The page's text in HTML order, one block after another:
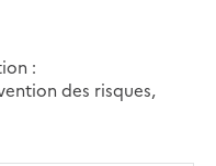
:
des risques,